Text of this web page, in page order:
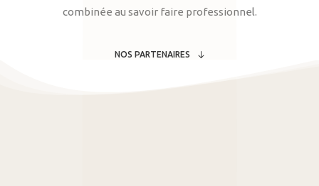
combinée au savoir faire professionnel.
NOS PARTENAIRES